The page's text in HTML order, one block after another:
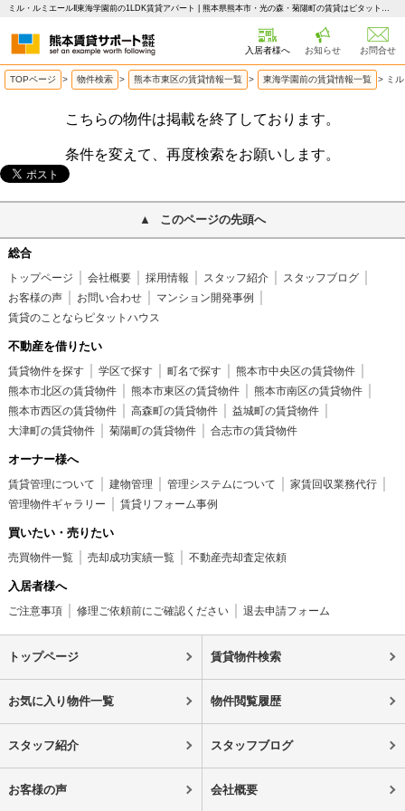
ミル・ルミエールⅡ東海学園前の1LDK賃貸アパート | 熊本県熊本市・光の森・菊陽町の賃貸はピタットハウス 熊本賃貸サポート
入居者様へ お知らせ お問合せ
TOPページ > 物件検索 > 熊本市東区の賃貸情報一覧 > 東海学園前の賃貸情報一覧 > ミ
こちらの物件は掲載を終了しております。
条件を変えて、再度検索をお願いします。
このページの先頭へ
総合
トップページ 会社概要 採用情報 スタッフ紹介
スタッフブログ
お客様の声
お問い合わせ
マンション開発事例
賃貸のことならピタットハウス
不動産を借りたい
賃貸物件を探す 学区で探す 町名で探す
熊本市中央区の賃貸物件
熊本市北区の賃貸物件
熊本市東区の賃貸物件
熊本市南区の賃貸物件
熊本市西区の賃貸物件
高森町の賃貸物件
益城町の賃貸物件
大津町の賃貸物件
菊陽町の賃貸物件 合志市の賃貸物件
オーナー様へ
賃貸管理について 建物管理 管理システムについて
家賃回収業務代行
管理物件ギャラリー
賃貸リフォーム事例
買いたい・売りたい
売買物件一覧 売却成功実績一覧 不動産売却査定依頼
入居者様へ
ご注意事項 修理ご依頼前にご確認ください 退去申請フォーム
トップページ 賃貸物件検索
お気に入り物件一覧 物件閲覧履歴
スタッフ紹介 スタッフブログ
お客様の声 会社概要